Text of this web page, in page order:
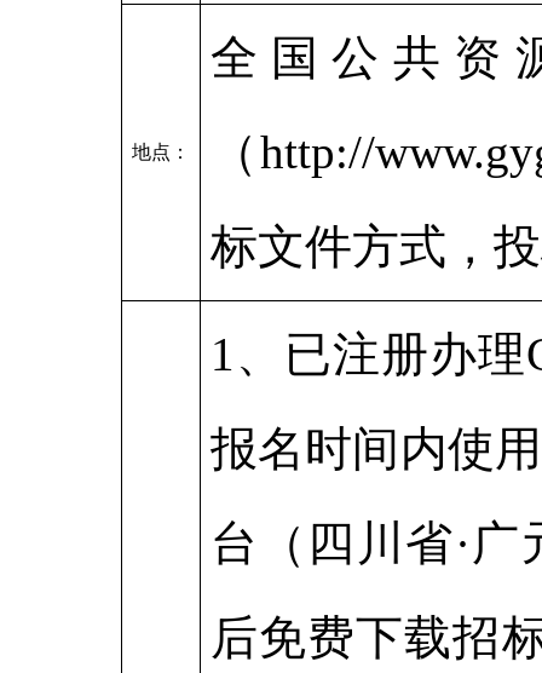
地点：
全国公共资
（http://
标文件方式，
1、已注册办
报名时间内使
台（四川省·广
后免费下载招